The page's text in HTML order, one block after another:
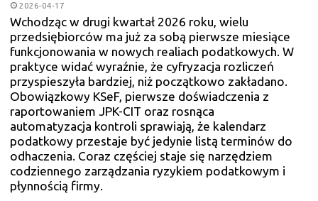
2026-04-17
Wchodząc w drugi kwartał 2026 roku, wielu
przedsiębiorców ma już za sobą pierwsze miesiące
funkcjonowania w nowych realiach podatkowych. W
praktyce widać wyraźnie, że cyfryzacja rozliczeń
przyspieszyła bardziej, niż początkowo zakładano.
Obowiązkowy KSeF, pierwsze doświadczenia z
raportowaniem JPK-CIT oraz rosnąca
automatyzacja kontroli sprawiają, że kalendarz
podatkowy przestaje być jedynie listą terminów do
odhaczenia. Coraz częściej staje się narzędziem
codziennego zarządzania ryzykiem podatkowym i
płynnością firmy.